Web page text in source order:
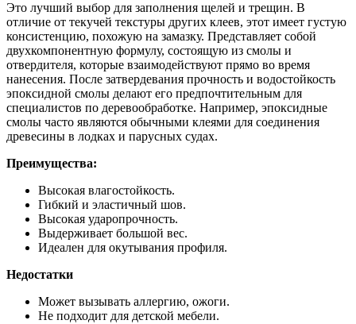
Это лучший выбор для заполнения щелей и трещин. В
отличие от текучей текстуры других клеев, этот имеет густую
консистенцию, похожую на замазку. Представляет собой
двухкомпонентную формулу, состоящую из смолы и
отвердителя, которые взаимодействуют прямо во время
нанесения. После затвердевания прочность и водостойкость
эпоксидной смолы делают его предпочтительным для
специалистов по деревообработке. Например, эпоксидные
смолы часто являются обычными клеями для соединения
древесины в лодках и парусных судах.
Преимущества:
Высокая влагостойкость.
Гибкий и эластичный шов.
Высокая ударопрочность.
Выдерживает большой вес.
Идеален для окутывания профиля.
Недостатки
Может вызывать аллергию, ожоги.
Не подходит для детской мебели.